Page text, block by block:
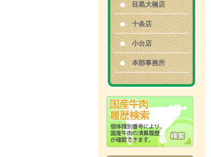
目黒大橋店
十条店
小台店
本部事務所